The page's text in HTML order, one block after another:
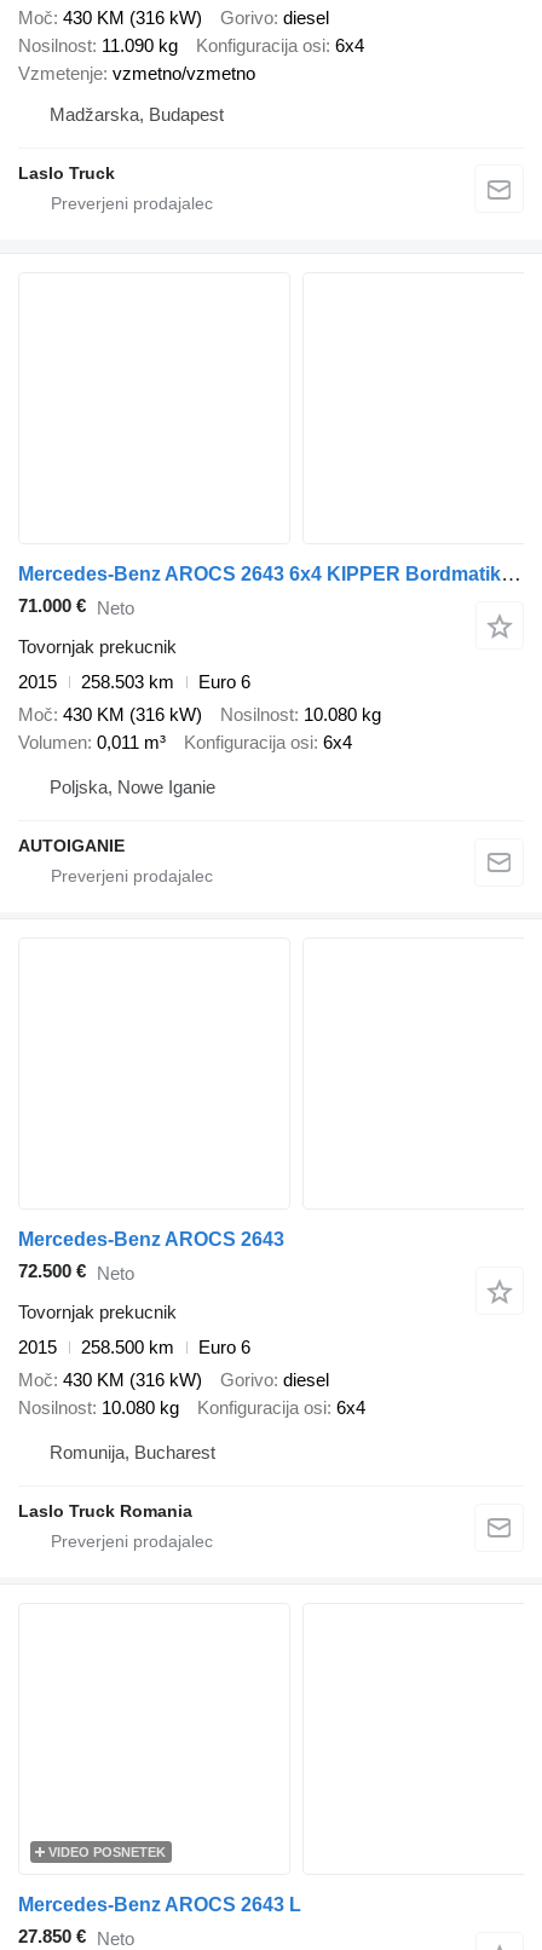
Moč 430 KM (316 kW) Gorivo diesel
Nosilnost 11.090 kg Konfiguracija osi 6x4
Vzmetenje vzmetno/vzmetno
Madžarska, Budapest
Laslo Truck
Mercedes-Benz AROCS 2643 6x4 KIPPER Bordmatik CRANE HIAB J1300RS, 2015
71.000 € Neto
Tovornjak prekucnik
2015
258.503 km
Euro 6
Moč 430 KM (316 kW) Nosilnost 10.080 kg
Volumen 0,011 m³ Konfiguracija osi 6x4
Poljska, Nowe Iganie
AUTOIGANIE
Mercedes-Benz AROCS 2643
72.500 € Neto
Tovornjak prekucnik
2015
258.500 km
Euro 6
Moč 430 KM (316 kW) Gorivo diesel
Nosilnost 10.080 kg Konfiguracija osi 6x4
Romunija, Bucharest
Laslo Truck Romania
VIDEO POSNETEK
Mercedes-Benz AROCS 2643 L
27.850 € Neto